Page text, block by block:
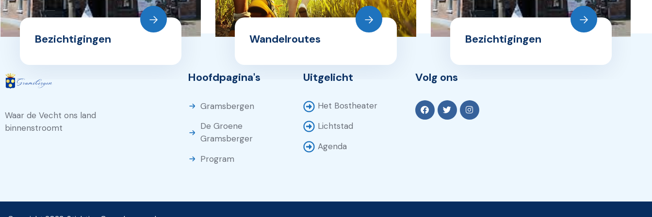
Bezichtigingen Wandelroutes Bezichtigingen
Waar de Vecht ons land
binnenstroomt
Hoofdpagina's
Gramsbergen
De Groene
Gramsberger
Program
Uitgelicht
Het Bostheater
Lichtstad
Agenda
Volg ons